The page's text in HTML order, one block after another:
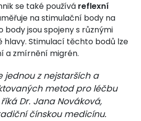
se také používá reflexní
na stimulační body na
body jsou spojeny s různými
Stimulací těchto bodů lze
a zmírnění migrén.
jednou z nejstarších a
metod pro léčbu
Dr. Jana Nováková,
čínskou medicínu.